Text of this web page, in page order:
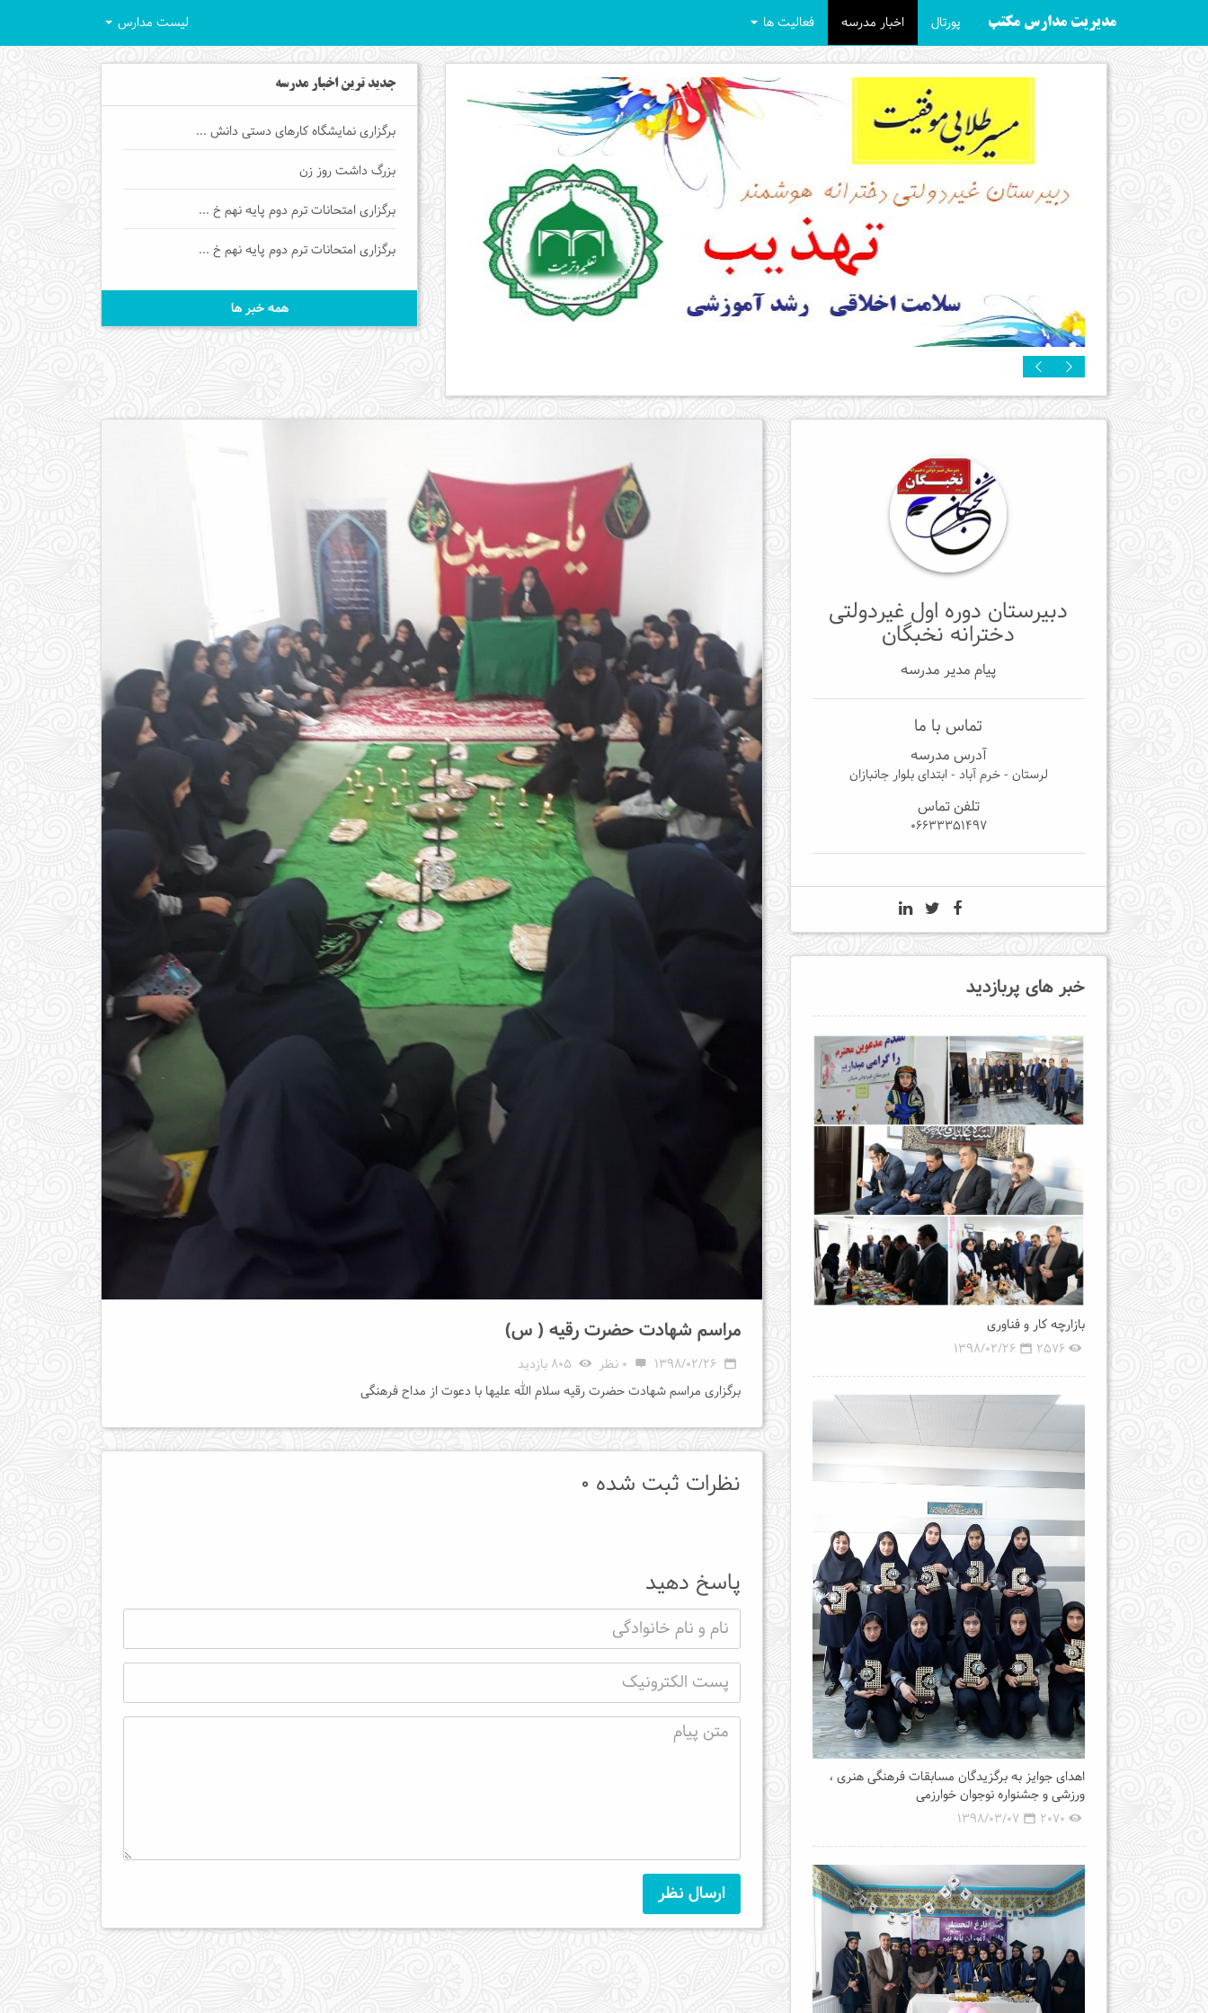
مدیریت مدارس مکتب پورتال اخبار مدرسه فعالیت ها لیست مدارس
جدید ترین اخبار مدرسه
برگزاری نمایشگاه کارهای دستی دانش ...
بزرگ داشت روز زن
برگزاری امتحانات ترم دوم پایه نهم خ ...
برگزاری امتحانات ترم دوم پایه نهم خ ...
همه خبر ها
دبیرستان دوره اول غیردولتی
دخترانه نخبگان
پیام مدیر مدرسه
تماس با ما
آدرس مدرسه
لرستان - خرم آباد - ابتدای بلوار جانبازان
تلفن تماس
06633351497
خبر های پربازدید
بازارچه کار و فناوری
2576
1398/02/26
اهدای جوایز به برگزیدگان مسابقات فرهنگی هنری ،
ورزشی و جشنواره نوجوان خوارزمی
2070
1398/03/07
مراسم شهادت حضرت رقیه ( س)
1398/02/26 0 نظر
805 بازدید
برگزاری مراسم شهادت حضرت رقیه سلام الله علیها با دعوت از مداح فرهنگی
نظرات ثبت شده 0
پاسخ دهید